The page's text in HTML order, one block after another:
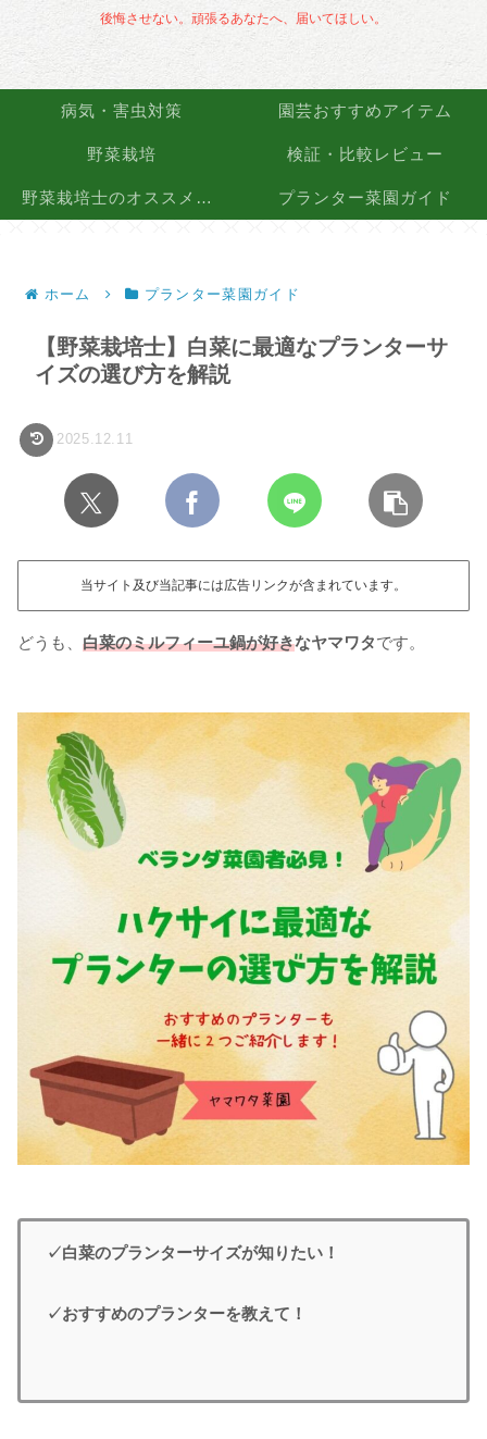
後悔させない。頑張るあなたへ、届いてほしい。
病気・害虫対策 園芸おすすめアイテム
野菜栽培 検証・比較レビュー
野菜栽培士のオススメ品種 プランター菜園ガイド
ホーム プランター菜園ガイド
【野菜栽培士】白菜に最適なプランターサ
イズの選び方を解説
2025.12.11
当サイト及び当記事には広告リンクが含まれています。
どうも、 白菜のミルフィーユ鍋が好きなヤマワタです。
✓白菜のプランターサイズが知りたい！
✓おすすめのプランターを教えて！